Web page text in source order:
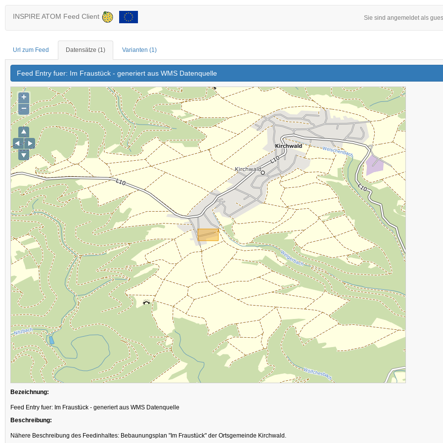
INSPIRE ATOM Feed Client Sie sind angemeldet als
Url zum Feed Datensätze (1) Varianten (1)
Feed Entry fuer: Im Fraustück - generiert aus WMS Datenquelle
+
−
Bezeichnung:
Feed Entry fuer: Im Fraustück - generiert aus WMS Datenquelle
Beschreibung:
Nähere Beschreibung des Feedinhaltes: Bebaunungsplan "Im Fraustück" der Ortsgemeinde Kirchwald.